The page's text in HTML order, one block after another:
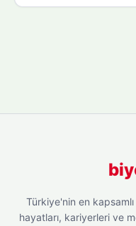
Türkiye'nin en
hayatları, kariyerleri ve